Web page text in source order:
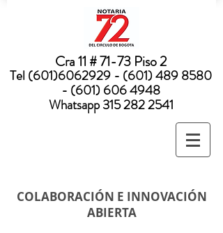
Cra 11 # 71-73 Piso 2
Tel (601)6062929 - (601) 4898580
- (601) 606 4948
Whatsapp315 282 2541
COLABORACIÓN E INNOVACIÓN
ABIERTA